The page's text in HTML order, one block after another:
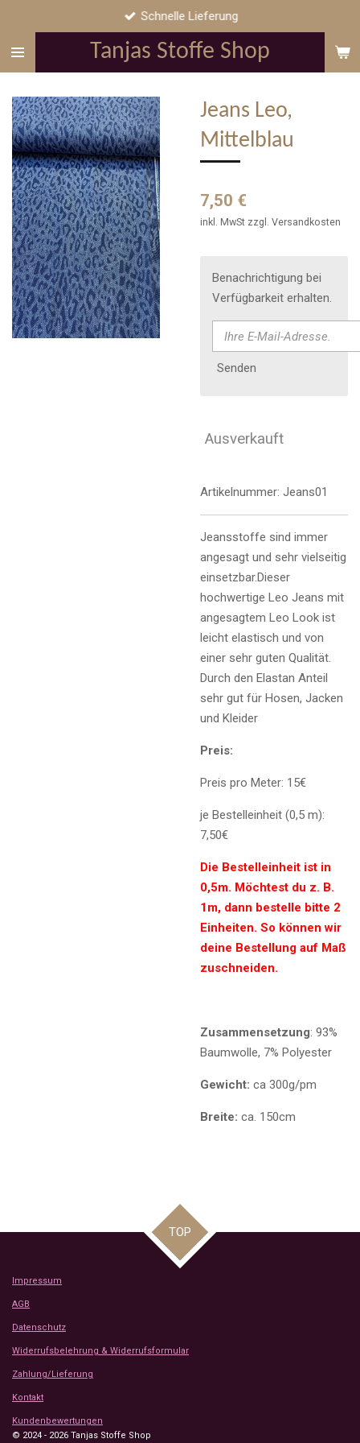
springen
Tanjas Stoffe Shop
Schnelle Lieferung
Jeans Leo,
Mittelblau
7,50 €
inkl. MwSt zzgl. Versandkosten
Benachrichtigung bei
Verfügbarkeit erhalten.
Senden
Ausverkauft
Artikelnummer: Jeans01
Jeansstoffe sind immer
angesagt und sehr vielseitig
einsetzbar.Dieser
hochwertige Leo Jeans mit
angesagtem Leo Look ist
leicht elastisch und von
einer sehr guten Qualität.
Durch den Elastan Anteil
sehr gut für Hosen, Jacken
und Kleider
Preis:
Preis pro Meter: 15€
je Bestelleinheit (0,5 m):
7,50€
Die Bestelleinheit ist in
0,5m. Möchtest du z. B.
1m, dann bestelle bitte 2
Einheiten. So können wir
deine Bestellung auf Maß
zuschneiden.
Zusammensetzung: 93%
Baumwolle, 7% Polyester
Gewicht: ca 300g/pm
Breite: ca. 150cm
TOP
Impressum
AGB
Datenschutz
Widerrufsbelehrung & Widerrufsformular
Zahlung/Lieferung
Kontakt
Kundenbewertungen
© 2024 - 2026 Tanjas Stoffe Shop